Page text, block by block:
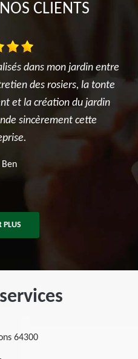
CLIENTS
satisfait de l'intervention.
avec sérieux et
efficace et a laissé le
les travaux. Je recommande
tous vos besoins en
PLUS
64300